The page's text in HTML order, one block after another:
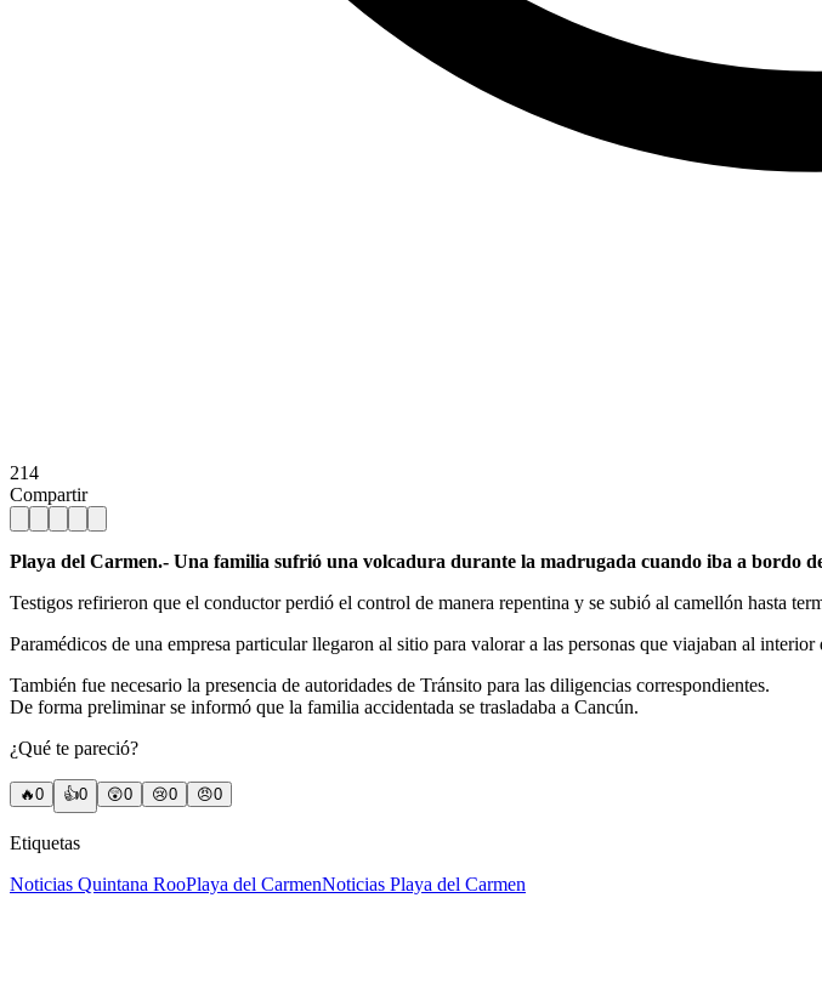
214
Compartir
Playa del Carmen.- Una familia sufrió una volcadura durante la madrugada cuando iba a bordo
Testigos refirieron que el conductor perdió el control de manera repentina y se subió al camellón hasta
Paramédicos de una empresa particular llegaron al sitio para valorar a las personas que viajaban al
También fue necesario la presencia de autoridades de Tránsito para las diligencias correspondientes.
De forma preliminar se informó que la familia accidentada se trasladaba a Cancún.
¿Qué te pareció?
🔥0 👍0 😲0 😢0 😠0
Etiquetas
Noticias Quintana RooPlaya del CarmenNoticias Playa del Carmen